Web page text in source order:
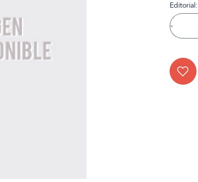
Editorial:
-